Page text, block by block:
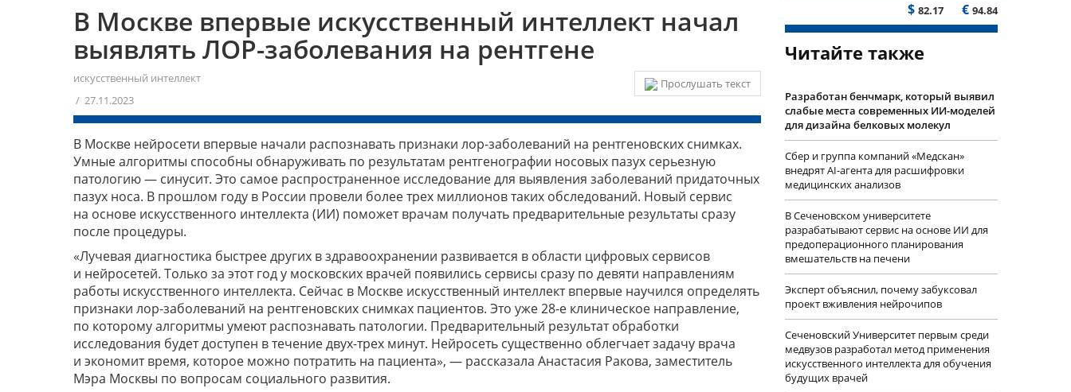
$ 82.17 € 94.84
В Москве впервые искусственный интеллект начал
выявлять ЛОР-заболевания на рентгене
Прослушать текст
искусственный интеллект
/ 27.11.2023
В Москве нейросети впервые начали распознавать признаки лор-заболеваний на рентгеновских снимках.
Умные алгоритмы способны обнаруживать по результатам рентгенографии носовых пазух серьезную
патологию — синусит. Это самое распространенное исследование для выявления заболеваний придаточных
пазух носа. В прошлом году в России провели более трех миллионов таких обследований. Новый сервис
на основе искусственного интеллекта (ИИ) поможет врачам получать предварительные результаты сразу
после процедуры.
«Лучевая диагностика быстрее других в здравоохранении развивается в области цифровых сервисов
и нейросетей. Только за этот год у московских врачей появились сервисы сразу по девяти направлениям
работы искусственного интеллекта. Сейчас в Москве искусственный интеллект впервые научился определять
признаки лор-заболеваний на рентгеновских снимках пациентов. Это уже 28-е клиническое направление,
по которому алгоритмы умеют распознавать патологии. Предварительный результат обработки
исследования будет доступен в течение двух-трех минут. Нейросеть существенно облегчает задачу врача
и экономит время, которое можно потратить на пациента», — рассказала Анастасия Ракова, заместитель
Мэра Москвы по вопросам социального развития.
Читайте также
Разработан бенчмарк, который выявил
слабые места современных ИИ-моделей
для дизайна белковых молекул
Сбер и группа компаний «Медскан»
внедрят AI-агента для расшифровки
медицинских анализов
В Сеченовском университете
разрабатывают сервис на основе ИИ для
предоперационного планирования
вмешательств на печени
Эксперт объяснил, почему забуксовал
проект вживления нейрочипов
Сеченовский Университет первым среди
медвузов разработал метод применения
искусственного интеллекта для обучения
будущих врачей